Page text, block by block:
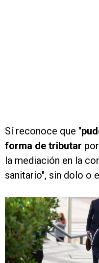
Sí reconoce que "
forma de tributar
la mediación en la
sanitario", sin dolo o